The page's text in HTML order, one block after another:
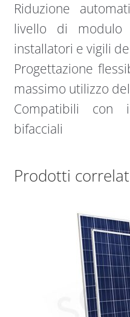
Riduzione
livello di
installatori e vigili
Progettazione
massimo utilizzo
Compatibili con
bifacciali
Prodotti